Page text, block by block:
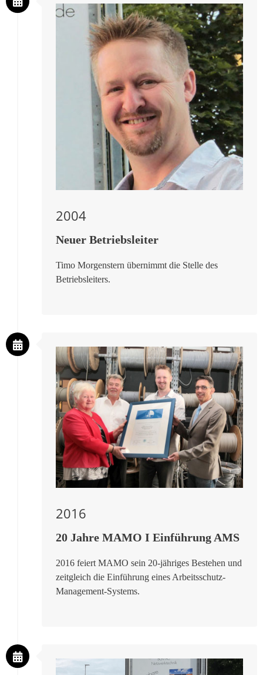
2004
Neuer Betriebsleiter
Timo Morgenstern übernimmt die Stelle des
Betriebsleiters.
2016
20 Jahre MAMO I Einführung AMS
2016 feiert MAMO sein 20-jähriges Bestehen und
zeitgleich die Einführung eines Arbeitsschutz-
Management-Systems.